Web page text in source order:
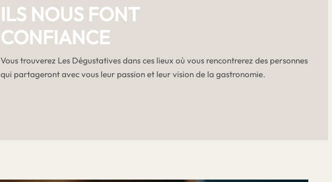
ILS NOUS FONT
CONFIANCE
Vous trouverez Les Dégustatives dans ces lieux où vous rencontrerez des personnes
qui partageront avec vous leur passion et leur vision de la gastronomie.